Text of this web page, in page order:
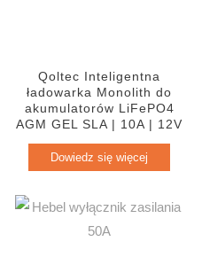
Qoltec Inteligentna
ładowarka Monolith do
akumulatorów LiFePO4
AGM GEL SLA | 10A | 12V
Dowiedz się więcej